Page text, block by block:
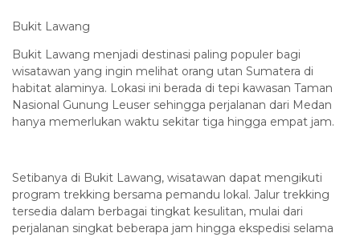
Bukit Lawang
Bukit Lawang menjadi destinasi paling populer bagi
wisatawan yang ingin melihat orang utan Sumatera di
habitat alaminya. Lokasi ini berada di tepi kawasan Taman
Nasional Gunung Leuser sehingga perjalanan dari Medan
hanya memerlukan waktu sekitar tiga hingga empat jam.
Setibanya di Bukit Lawang, wisatawan dapat mengikuti
program trekking bersama pemandu lokal. Jalur trekking
tersedia dalam berbagai tingkat kesulitan, mulai dari
perjalanan singkat beberapa jam hingga ekspedisi selama